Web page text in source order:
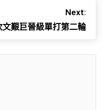
Next:
艱巨晉級單打第二輪